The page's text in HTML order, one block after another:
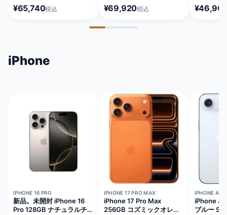
¥65,740税込 ¥69,920税込
iPhone
IPHONE 16 PRO
新品。未開封 iPhone 16
Pro 128GB ナチュラルチ
IPHONE 17 PRO MAX
iPhone 17 Pro Max
256GB コズミックオレン
IPHONE AIR
iPhone
ブルー